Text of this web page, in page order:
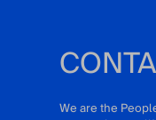
We are the